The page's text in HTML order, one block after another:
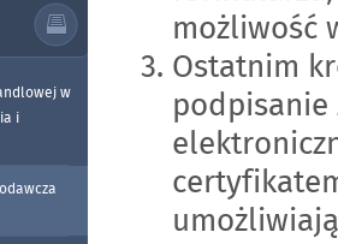
w
i
możliwość
Ostatnim
podpisanie